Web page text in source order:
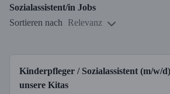
Sozialassistent/in Jobs
Sortieren nach Relevanz
Kinderpfleger / Sozialassistent (m/w/
unsere Kitas